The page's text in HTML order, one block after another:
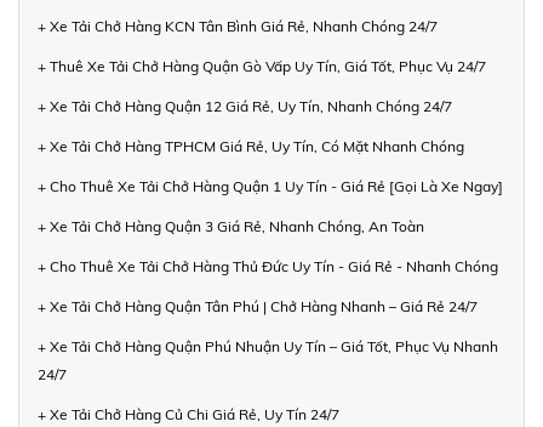
+ Xe Tải Chở Hàng KCN Tân Bình Giá Rẻ, Nhanh Chóng 24/7
+ Thuê Xe Tải Chở Hàng Quận Gò Vấp Uy Tín, Giá Tốt, Phục Vụ 24/7
+ Xe Tải Chở Hàng Quận 12 Giá Rẻ, Uy Tín, Nhanh Chóng 24/7
+ Xe Tải Chở Hàng TPHCM Giá Rẻ, Uy Tín, Có Mặt Nhanh Chóng
+ Cho Thuê Xe Tải Chở Hàng Quận 1 Uy Tín - Giá Rẻ [Gọi Là Xe Ngay]
+ Xe Tải Chở Hàng Quận 3 Giá Rẻ, Nhanh Chóng, An Toàn
+ Cho Thuê Xe Tải Chở Hàng Thủ Đức Uy Tín - Giá Rẻ - Nhanh Chóng
+ Xe Tải Chở Hàng Quận Tân Phú | Chở Hàng Nhanh – Giá Rẻ 24/7
+ Xe Tải Chở Hàng Quận Phú Nhuận Uy Tín – Giá Tốt, Phục Vụ Nhanh
24/7
+ Xe Tải Chở Hàng Củ Chi Giá Rẻ, Uy Tín 24/7